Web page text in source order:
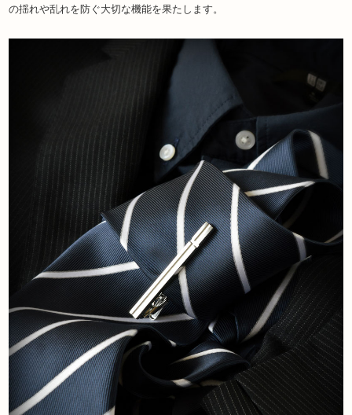
の揺れや乱れを防ぐ大切な機能を果たします。